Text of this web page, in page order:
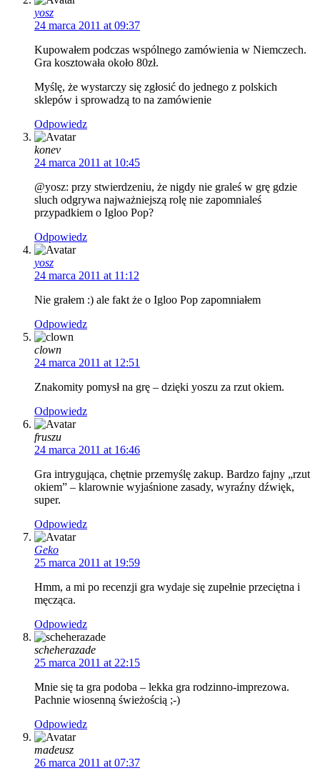
yosz
24 marca 2011 at 09:37
Kupowałem podczas wspólnego zamówienia w Niemczech.
Gra kosztowała około 80zł.
Myślę, że wystarczy się zgłosić do jednego z polskich
sklepów i sprowadzą to na zamówienie
Odpowiedz
konev
24 marca 2011 at 10:45
@yosz: przy stwierdzeniu, że nigdy nie graleś w grę gdzie
sluch odgrywa najważniejszą rolę nie zapomnialeś
przypadkiem o Igloo Pop?
Odpowiedz
yosz
24 marca 2011 at 11:12
Nie grałem :) ale fakt że o Igloo Pop zapomniałem
Odpowiedz
clown
24 marca 2011 at 12:51
Znakomity pomysł na grę – dzięki yoszu za rzut okiem.
Odpowiedz
fruszu
24 marca 2011 at 16:46
Gra intrygująca, chętnie przemyślę zakup. Bardzo fajny „rzut
okiem” – klarownie wyjaśnione zasady, wyraźny dźwięk,
super.
Odpowiedz
Geko
25 marca 2011 at 19:59
Hmm, a mi po recenzji gra wydaje się zupełnie przeciętna i
męcząca.
Odpowiedz
scheherazade
25 marca 2011 at 22:15
Mnie się ta gra podoba – lekka gra rodzinno-imprezowa.
Pachnie wiosenną świeżością ;-)
Odpowiedz
madeusz
26 marca 2011 at 07:37